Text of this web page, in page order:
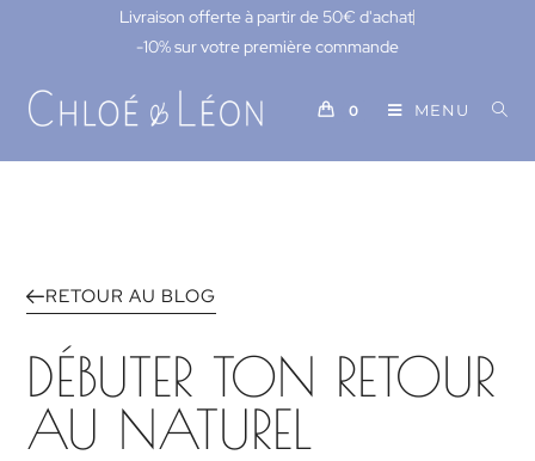
Livraison offerte à partir de 50€ d'achat
-10% sur votre première commande
0 MENU
RETOUR AU BLOG
DÉBUTER TON RETOUR
AU NATUREL